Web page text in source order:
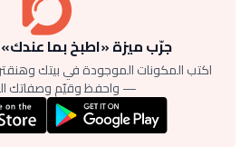
جرّب ميزة «اطبخ بما
اكتب المكونات الموجودة في بيتك
— واحفظ وقيّم وصفاتك